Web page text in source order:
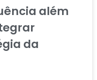
além
da